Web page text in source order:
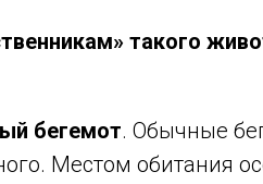
такого
бегемот. Обычные
Местом обитания